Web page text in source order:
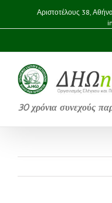
Αριστοτέλους 38,
30 χρόνια συνεχούς